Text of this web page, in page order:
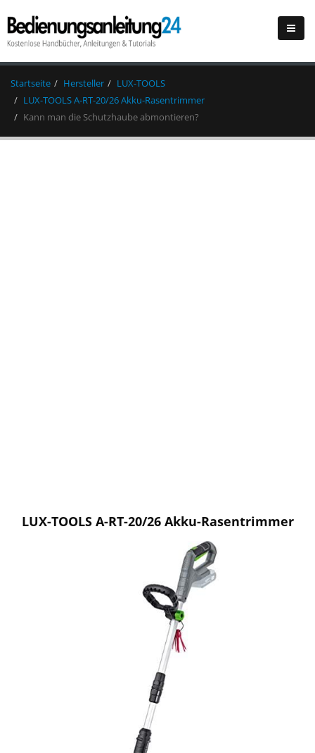
Startseite Hersteller
LUX-TOOLS
LUX-TOOLS A-RT-20/26 Akku-Rasentrimmer
Kann man die Schutzhaube abmontieren?
LUX-TOOLS A-RT-20/26 Akku-Rasentrimmer